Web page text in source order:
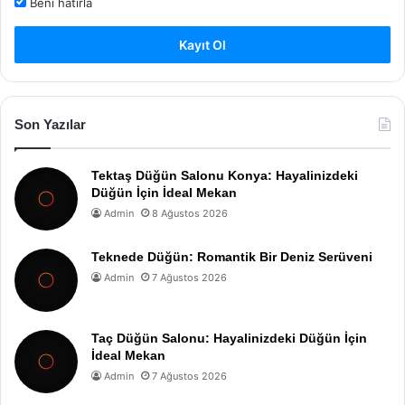
Kayıt Ol
Son Yazılar
Tektaş Düğün Salonu Konya: Hayalinizdeki
Düğün İçin İdeal Mekan
Admin 8 Ağustos 2026
Teknede Düğün: Romantik Bir Deniz Serüveni
Admin 7 Ağustos 2026
Taç Düğün Salonu: Hayalinizdeki Düğün İçin
İdeal Mekan
Admin 7 Ağustos 2026